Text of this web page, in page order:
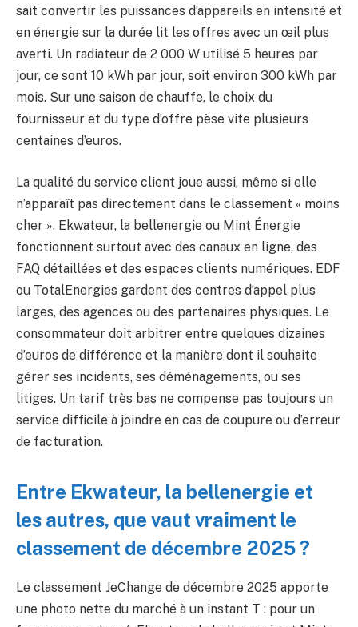
sait convertir les puissances d’appareils en intensité et
en énergie sur la durée lit les offres avec un œil plus
averti. Un radiateur de 2 000 W utilisé 5 heures par
jour, ce sont 10 kWh par jour, soit environ 300 kWh par
mois. Sur une saison de chauffe, le choix du
fournisseur et du type d’offre pèse vite plusieurs
centaines d’euros.
La qualité du service client joue aussi, même si elle
n’apparaît pas directement dans le classement « moins
cher ». Ekwateur, la bellenergie ou Mint Énergie
fonctionnent surtout avec des canaux en ligne, des
FAQ détaillées et des espaces clients numériques. EDF
ou TotalEnergies gardent des centres d’appel plus
larges, des agences ou des partenaires physiques. Le
consommateur doit arbitrer entre quelques dizaines
d’euros de différence et la manière dont il souhaite
gérer ses incidents, ses déménagements, ou ses
litiges. Un tarif très bas ne compense pas toujours un
service difficile à joindre en cas de coupure ou d’erreur
de facturation.
Entre Ekwateur, la bellenergie et
les autres, que vaut vraiment le
classement de décembre 2025 ?
Le classement JeChange de décembre 2025 apporte
une photo nette du marché à un instant T : pour un